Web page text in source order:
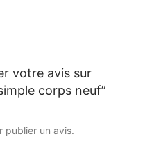
votre avis sur
corps neuf”
publier un avis.